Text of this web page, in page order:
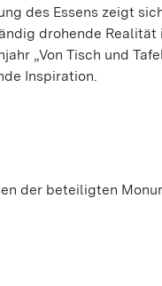
des Essens zeigt
drohende
„Von Tisch und
Inspiration.
der beteiligten